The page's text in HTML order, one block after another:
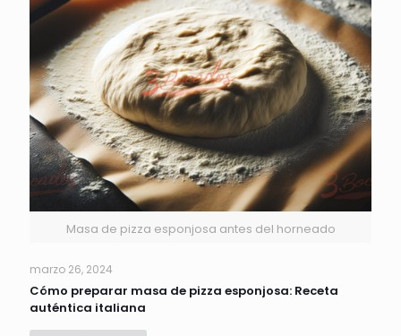
Masa de pizza esponjosa antes del horneado
marzo 26, 2024
Cómo preparar masa de pizza esponjosa: Receta
auténtica italiana